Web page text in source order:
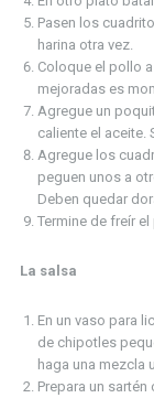
Pasen los
harina otra vez.
Coloque el pollo a
mejoradas es
Agregue un
caliente el aceite.
Agregue los
peguen unos a
Deben quedar
Termine de freír
La salsa
En un vaso para
de chipotles
haga una mezcla
Prepara un